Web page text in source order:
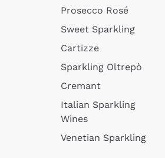
Prosecco Rosé
Sweet Sparkling
Cartizze
Sparkling Oltrepò
Cremant
Italian Sparkling
Wines
Venetian Sparkling